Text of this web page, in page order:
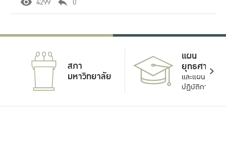
สภา
มหาวิทยาลัย
แผน
ยุทธศาสตร์
และแผน
ปฏิบัติการ